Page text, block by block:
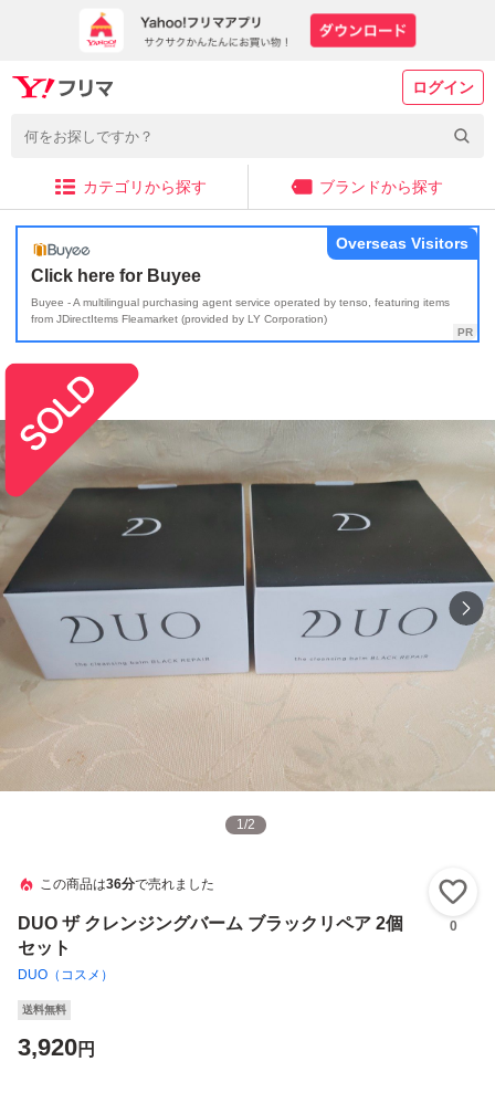
ログイン
カテゴリから探す ブランドから探す
Click here for Buyee
Buyee - A multilingual purchasing agent service operated by tenso, featuring items
from JDirectItems Fleamarket (provided by LY Corporation)
Overseas Visitors
1/2
この商品は36分で売れました
DUO ザ クレンジングバーム ブラックリペア 2個
セット
DUO（コスメ）
0
送料無料
3,920円